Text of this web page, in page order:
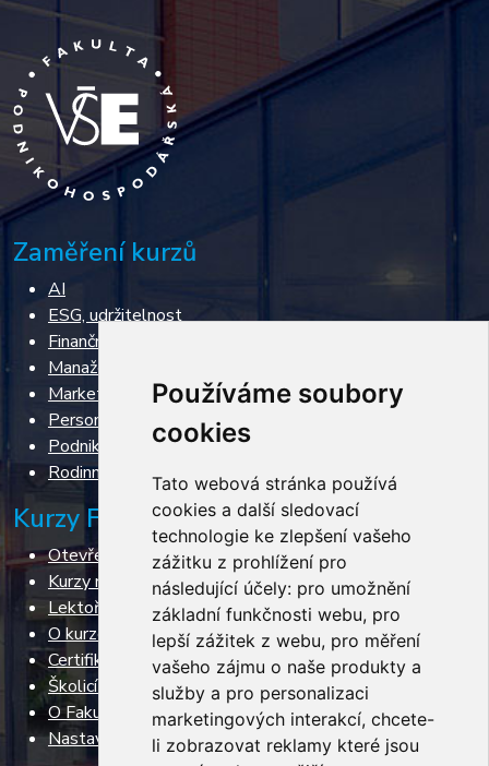
Používáme soubory
cookies
Tato webová stránka používá
cookies a další sledovací
technologie ke zlepšení vašeho
zážitku z prohlížení pro
následující účely: pro umožnění
základní funkčnosti webu, pro
lepší zážitek z webu, pro měření
vašeho zájmu o naše produkty a
služby a pro personalizaci
marketingových interakcí, chcete-
li zobrazovat reklamy které jsou
Zaměření kurzů
AI
ESG, udržitelnost
Finanční řízení, restrukturalizace, insolvence
Manažerské dovednosti
Marketing & Sales
Personální řízení
Podnikání
Rodinné podnikání
Kurzy FPH VŠE
Otevřené kurzy
Kurzy na míru
Lektoři
O kurzech
Certifikace
Školicí prostory
O Fakultě podnikohospodářské
Nastavení cookies